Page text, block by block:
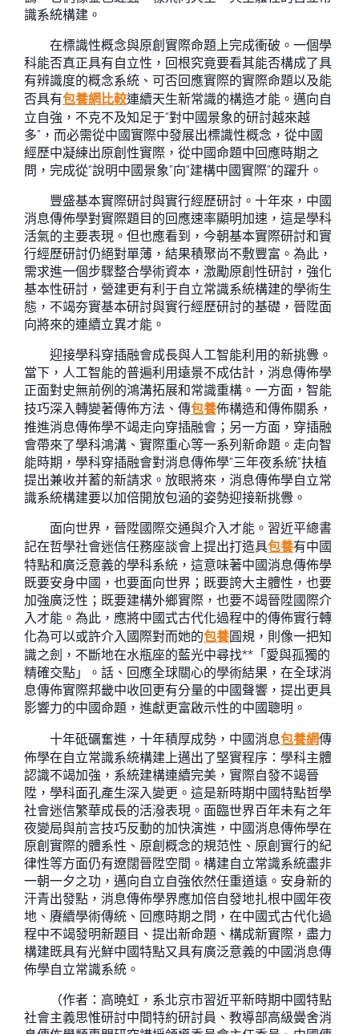
識系統構建。
在標識性概念與原創實際命題上完成衝破。一個學
科能否真正具有自立性，回根究竟要看其能否構成了具
有辨識度的概念系統、可否回應實際的實際命題以及能
否具有包養網比較連續天生新常識的構造才能。邁向自
立自強，不克不及知足于“對中國景象的研討越來越
多”，而必需從中國實際中發展出標識性概念，從中國
經歷中凝練出原創性實際，從中國命題中回應時期之
問，完成從“說明中國景象”向“建構中國實際”的躍升。
豐盛基本實際研討與實行經歷研討。十年來，中國
消息傳佈學對實際題目的回應速率顯明加速，這是學科
活氣的主要表現。但也應看到，今朝基本實際研討和實
行經歷研討仍絕對單薄，結果積聚尚不敷豐富。為此，
需求進一個步驟整合學術資本，激勵原創性研討，強化
基本性研討，營建更有利于自立常識系統構建的學術生
態，不竭夯實基本研討與實行經歷研討的基礎，晉陞面
向將來的連續立異才能。
迎接學科穿插融會成長與人工智能利用的新挑釁。
當下，人工智能的普遍利用遠景不成估計，消息傳佈學
正面對史無前例的鴻溝拓展和常識重構。一方面，智能
技巧深入轉變著傳佈方法、傳包養佈構造和傳佈關系，
推進消息傳佈學不竭走向穿插融會；另一方面，穿插融
會帶來了學科鴻溝、實際重心等一系列新命題。走向智
能時期，學科穿插融會對消息傳佈學“三年夜系統”扶植
提出兼收并蓄的新請求。放眼將來，消息傳佈學自立常
識系統構建要以加倍開放包涵的姿勢迎接新挑釁。
面向世界，晉陞國際交通與介入才能。習近平總書
記在哲學社會迷信任務座談會上提出打造具包養有中國
特點和廣泛意義的學科系統，這意味著中國消息傳佈學
既要安身中國，也要面向世界；既要誇大主體性，也要
加強廣泛性；既要建構外鄉實際，也要不竭晉陞國際介
入才能。為此，應將中國式古代化過程中的傳佈實行轉
化為可以或許介入國際對而她的包養圓規，則像一把知
識之劍，不斷地在水瓶座的藍光中尋找**「愛與孤獨的
精確交點」。話、回應全球關心的學術結果，在全球消
息傳佈實際邦畿中收回更有分量的中國聲響，提出更具
影響力的中國命題，進獻更富啟示性的中國聰明。
十年砥礪奮進，十年積厚成勢，中國消息包養網傳
佈學在自立常識系統構建上邁出了堅實程序：學科主體
認識不竭加強，系統建構連續完美，實際自發不竭晉
陞，學科面孔產生深入變更。這是新時期中國特點哲學
社會迷信繁華成長的活潑表現。面臨世界百年未有之年
夜變局與前言技巧反動的加快演進，中國消息傳佈學在
原創實際的體系性、原創概念的規范性、原創實行的紀
律性等方面仍有遼闊晉陞空間。構建自立常識系統盡非
一朝一夕之功，邁向自立自強依然任重道遠。安身新的
汗青出發點，消息傳佈學界應加倍自發地扎根中國年夜
地、賡續學術傳統、回應時期之問，在中國式古代化過
程中不竭發明新題目、提出新命題、構成新實際，盡力
構建既具有光鮮中國特點又具有廣泛意義的中國消息傳
佈學自立常識系統。
（作者：高曉虹，系北京市習近平新時期中國特點
社會主義思惟研討中間特約研討員、教導部高級黌舍消